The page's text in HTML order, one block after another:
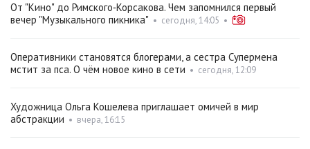
От "Кино" до Римского‑Корсакова. Чем запомнился первый
вечер "Музыкального пикника" • сегодня, 14:05 •
Оперативники становятся блогерами, а сестра Супермена
мстит за пса. О чём новое кино в сети • сегодня, 12:09
Художница Ольга Кошелева приглашает омичей в мир
абстракции • вчера, 16:15